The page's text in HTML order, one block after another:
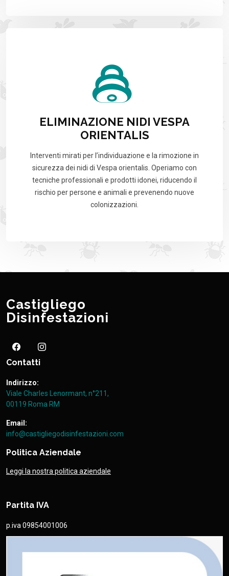
ELIMINAZIONE NIDI VESPA
ORIENTALIS
Interventi mirati per l’individuazione e la rimozione in
sicurezza dei nidi di Vespa orientalis. Operiamo con
tecniche professionali e prodotti idonei, riducendo il
rischio per persone e animali e prevenendo nuove
colonizzazioni.
Castigliego
Disinfestazioni
Contatti
Indirizzo:
Viale Charles Lenormant, n°211,
00119 Roma RM
Email:
info@castigliegodisinfestazioni.com
Politica Aziendale
Leggi la nostra politica aziendale
Partita IVA
p.iva 09854001006